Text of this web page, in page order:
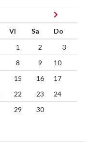
Vi Sa
Do
1
2
3
8 9
10
15 16
17
22 23
24
29 30